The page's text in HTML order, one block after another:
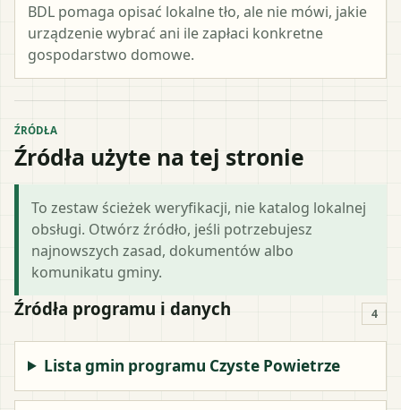
BDL pomaga opisać lokalne tło, ale nie mówi, jakie
urządzenie wybrać ani ile zapłaci konkretne
gospodarstwo domowe.
ŹRÓDŁA
Źródła użyte na tej stronie
To zestaw ścieżek weryfikacji, nie katalog lokalnej
obsługi. Otwórz źródło, jeśli potrzebujesz
najnowszych zasad, dokumentów albo
komunikatu gminy.
Źródła programu i danych 4
Lista gmin programu Czyste Powietrze